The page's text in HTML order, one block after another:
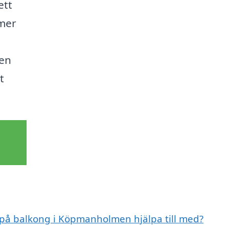
balkong i Köpmanholmen hjälpa till med?